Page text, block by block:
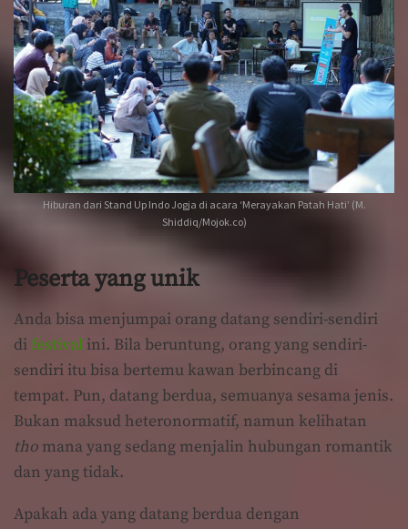
Hiburan dari Stand Up Indo Jogja di acara ‘Merayakan Patah Hati’ (M.
Shiddiq/Mojok.co)
Peserta yang unik
Anda bisa menjumpai orang datang sendiri-sendiri
di festival ini. Bila beruntung, orang yang sendiri-
sendiri itu bisa bertemu kawan berbincang di
tempat. Pun, datang berdua, semuanya sesama jenis.
Bukan maksud heteronormatif, namun kelihatan
tho mana yang sedang menjalin hubungan romantik
dan yang tidak.
Apakah ada yang datang berdua dengan